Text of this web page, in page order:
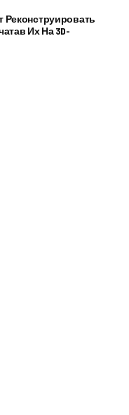
Реконструировать
Их На 3D-